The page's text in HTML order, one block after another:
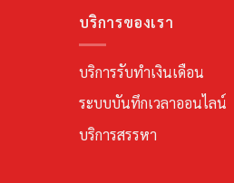
บริการของเรา
บริการรับทำเงินเดือน
ระบบบันทึกเวลาออนไลน์
บริการสรรหา